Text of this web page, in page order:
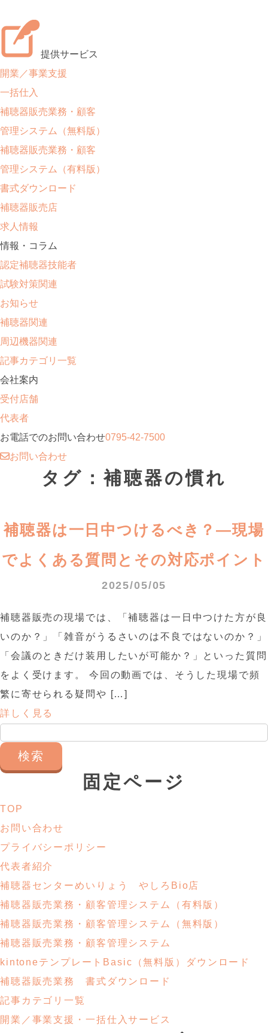
提供サービス
開業／事業支援
一括仕入
補聴器販売業務・顧客
管理システム（無料版）
補聴器販売業務・顧客
管理システム（有料版）
書式ダウンロード
補聴器販売店
求人情報
情報・コラム
認定補聴器技能者
試験対策関連
お知らせ
補聴器関連
周辺機器関連
記事カテゴリ一覧
会社案内
受付店舗
代表者
お電話でのお問い合わせ0795-42-7500
お問い合わせ
タグ：補聴器の慣れ
補聴器は一日中つけるべき？―現場
でよくある質問とその対応ポイント
2025/05/05
補聴器販売の現場では、「補聴器は一日中つけた方が良
いのか？」「雑音がうるさいのは不良ではないのか？」
「会議のときだけ装用したいが可能か？」といった質問
をよく受けます。 今回の動画では、そうした現場で頻
繁に寄せられる疑問や […]
詳しく見る
索:
固定ページ
TOP
お問い合わせ
プライバシーポリシー
代表者紹介
補聴器センターめいりょう やしろBio店
補聴器販売業務・ 顧客管理システム
（有料版）
補聴器販売業務・ 顧客管理システム
（無料版）
補聴器販売業務・顧客管理システム
kintoneテンプレートBasic （無料版）ダウンロード
補聴器販売業務
書式ダウンロード
記事カテゴリ一覧
開業／事業支援・ 一括仕入サービス